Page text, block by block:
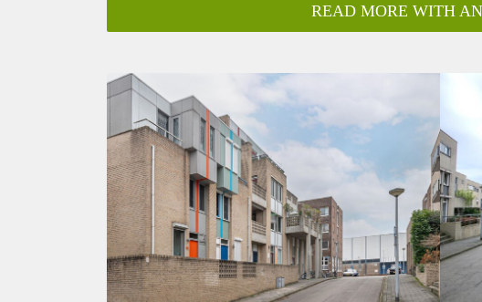
De stadswijk Randwyck is gelegen ten zuidoosten van het
boodschappen en fraaie parken langs de Maas.
INDELING
BEGANE GROND:
Privé berging (voorzien van elektra & ca. 5 m2), deze ruimte
fietsen.
APPARTEMENT GELEGEN OP DE TWEEDE
Entree/hal met garderobe die toegang biedt tot alle ruimtes. De
een nette nieuwe laminaat vloer. De nieuwe keuken met
koel-/vriescombinatie, oven, vaatwasser, 4 pits fornuis en
grote balkon van circa 6 m2, waar het heerlijk zitten is. Het
genieten van de ochtendzon.
READ MORE WITH